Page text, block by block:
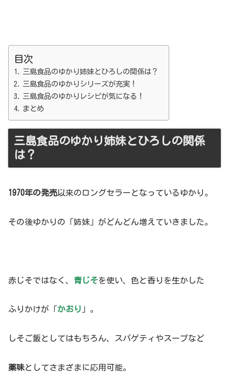
目次
三島食品のゆかり姉妹とひろしの関係は？
三島食品のゆかりシリーズが充実！
三島食品のゆかりレシピが気になる！
まとめ
三島食品のゆかり姉妹とひろしの関係
は？
1970年の発売以来のロングセラーとなっているゆかり。
その後ゆかりの「姉妹」がどんどん増えていきました。
赤じそではなく、 青じそを使い、色と香りを生かした
ふりかけが「かおり 」。
しそご飯としてはもちろん、スパゲティやスープなど
薬味としてさまざまに応用可能。